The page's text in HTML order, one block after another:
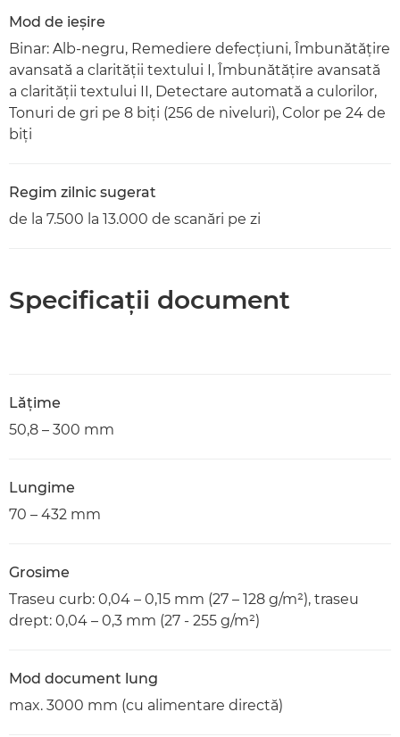
Mod de ieşire
Binar: Alb-negru, Remediere defecţiuni, Îmbunătăţire
avansată a clarităţii textului I, Îmbunătăţire avansată
a clarităţii textului II, Detectare automată a culorilor,
Tonuri de gri pe 8 biţi (256 de niveluri), Color pe 24 de
biţi
Regim zilnic sugerat
de la 7.500 la 13.000 de scanări pe zi
Specificaţii document
Lăţime
50,8 – 300 mm
Lungime
70 – 432 mm
Grosime
Traseu curb: 0,04 – 0,15 mm (27 – 128 g/m²), traseu
drept: 0,04 – 0,3 mm (27 - 255 g/m²)
Mod document lung
max. 3000 mm (cu alimentare directă)